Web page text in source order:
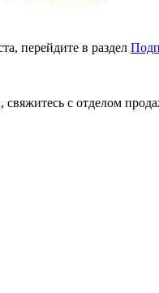
перейдите в раздел
с отделом